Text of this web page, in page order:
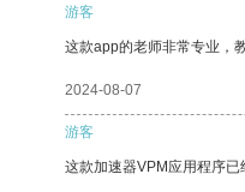
游客
这款app的老师非常专业，
2024-08-07
游客
这款加速器VPM应用程序